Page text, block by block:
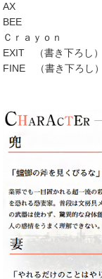
AX
BEE
Ｃｒａｙｏｎ
EXIT （書き下ろし）
FINE （書き下ろし）